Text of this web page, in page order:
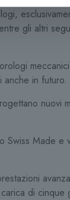
gli altri
in futuro.
nuovi
Made e
di